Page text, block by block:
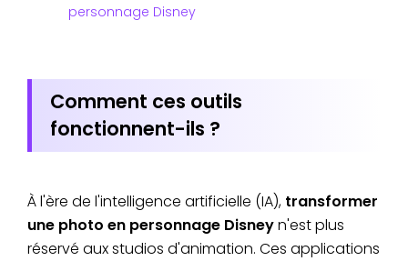
personnage Disney
Comment ces outils
fonctionnent-ils ?
À l'ère de l'intelligence artificielle (IA), transformer
une photo en personnage Disneyn'est plus
réservé aux studios d'animation. Ces applications